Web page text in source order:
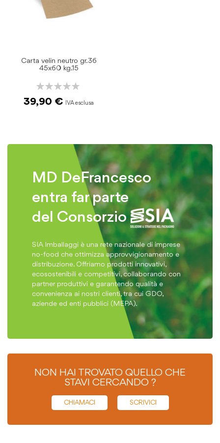
Carta velin neutro gr.36
45x60 kg.15
Rating:
39,90 €
MD DeFrancesco
entra far parte
del Consorzio
SIA Imballaggi è una rete nazionale di imprese
no-food che ottimizza approvvigionamento e
distribuzione. Offriamo prodotti innovativi,
ecosostenibili e competitivi, collaborando con
partner produttivi e garantendo qualità e
convenienza ai nostri clienti, tra cui GDO,
aziende ed enti pubblici (MEPA).
NON HAI TROVATO QUELLO CHE
STAVI CERCANDO ?
CHIAMACI SCRIVICI